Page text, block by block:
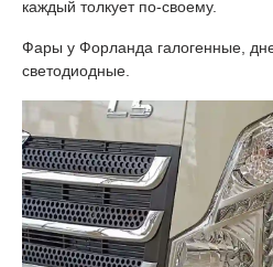
каждый толкует по-своему.
Фары у Форланда галогенные,
светодиодные.